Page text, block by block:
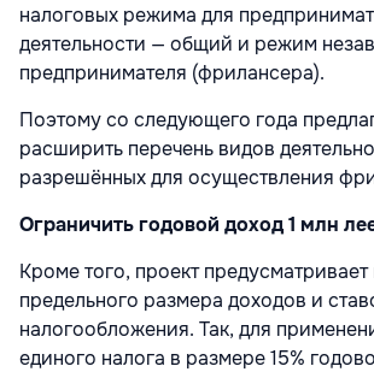
налоговых режима для
деятельности — общий и режим
предпринимателя (фрилансера).
Поэтому со следующего года
расширить перечень видов
разрешённых для осуществления
Ограничить годовой доход 1 млн
Кроме того, проект
предельного размера доходов и
налогообложения. Так, для
единого налога в размере 15%